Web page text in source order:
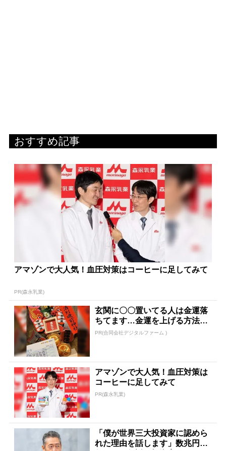
おすすめ記事
アマゾンで大人気！血圧対策はコーヒーに足してみて
PR(森永乳業)
玄関に〇〇置いてる人は金運落
ちてます…金運を上げる方法と
は
PR(合同会社デジタルファーム )
アマゾンで大人気！血圧対策は
コーヒーに足してみて
PR(森永乳業)
「僕が世界三大投資家に認めら
れた理由を話します」数兆円を